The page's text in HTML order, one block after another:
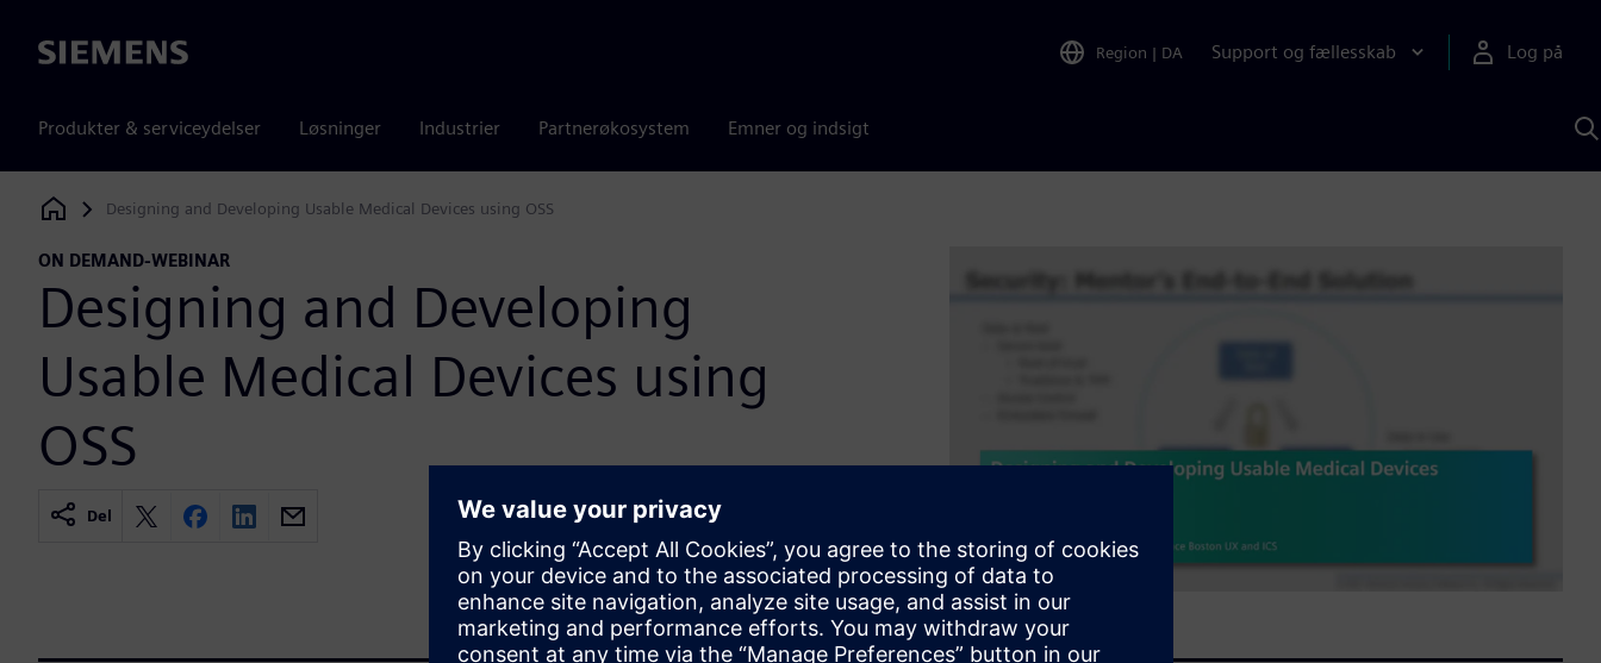
Siemens Region | DA Support og fællesskab Log på
Produkter & serviceydelser Løsninger Industrier Partnerøkosystem Emner og indsigt
Siemens Digital Industries Software
Designing and Developing Usable Medical Devices using OSS
ON DEMAND-WEBINAR
Designing and Developing
Usable Medical Devices using
OSS
Del